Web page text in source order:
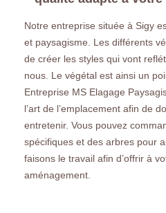
Notre entreprise située à Sigy
et paysagisme. Les différents
de créer les styles qui vont
nous. Le végétal est ainsi un
Entreprise MS Elagage
l’art de l’emplacement afin de
entretenir. Vous pouvez
spécifiques et des arbres pour
faisons le travail afin d’offrir à
aménagement.